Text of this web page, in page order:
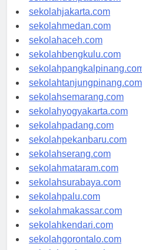
sekolahdenpasar.com
sekolahjakarta.com
sekolahmedan.com
sekolahaceh.com
sekolahbengkulu.com
sekolahpangkalpinang.com
sekolahtanjungpinang.com
sekolahsemarang.com
sekolahyogyakarta.com
sekolahpadang.com
sekolahpekanbaru.com
sekolahserang.com
sekolahmataram.com
sekolahsurabaya.com
sekolahpalu.com
sekolahmakassar.com
sekolahkendari.com